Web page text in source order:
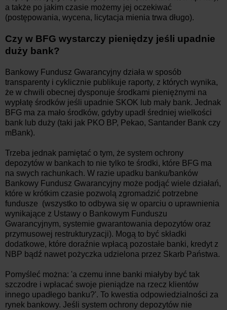
a także po jakim czasie możemy jej oczekiwać
(postępowania, wycena, licytacja mienia trwa długo).
Czy w BFG wystarczy pieniędzy jeśli upadnie
duży bank?
Bankowy Fundusz Gwarancyjny działa w sposób
transparenty i cyklicznie publikuje raporty, z których wynika,
że w chwili obecnej dysponuje środkami pieniężnymi na
wypłatę środków jeśli upadnie SKOK lub mały bank. Jednak
BFG ma za mało środków, gdyby upadł średniej wielkości
bank lub duży (taki jak PKO BP, Pekao, Santander Bank czy
mBank).
Trzeba jednak pamiętać o tym, że system ochrony
depozytów w bankach to nie tylko te środki, które BFG ma
na swych rachunkach. W razie upadku banku/banków
Bankowy Fundusz Gwarancyjny może podjąć wiele działań,
które w krótkim czasie pozwolą zgromadzić potrzebne
fundusze (wszystko to odbywa się w oparciu o uprawnienia
wynikające z Ustawy o Bankowym Funduszu
Gwarancyjnym, systemie gwarantowania depozytów oraz
przymusowej restrukturyzacji). Mogą to być składki
dodatkowe, które doraźnie wpłacą pozostałe banki, kredyt z
NBP bądź nawet pożyczka udzielona przez Skarb Państwa.
Pomyśleć można: 'a czemu inne banki miałyby być tak
szczodre i wpłacać swoje pieniądze na rzecz klientów
innego upadłego banku?'. To kwestia odpowiedzialności za
rynek bankowy. Jeśli system ochrony depozytów nie